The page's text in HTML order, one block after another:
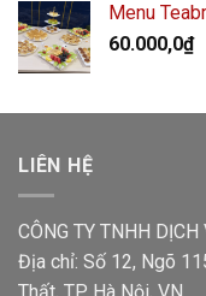
Menu
60.000,0₫
LIÊN HỆ
CÔNG TY TNHH
Địa chỉ: Số 12, Ngõ